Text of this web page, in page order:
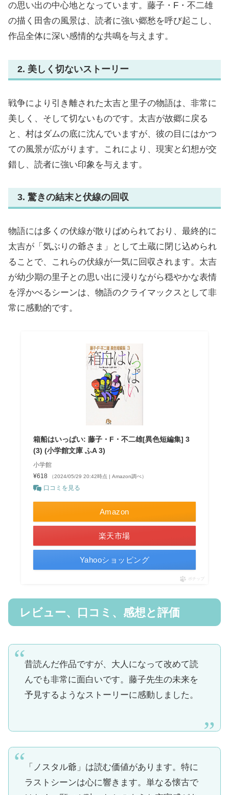
の思い出の中心地となっています。藤子・F・不二雄
の描く田舎の風景は、読者に強い郷愁を呼び起こし、
作品全体に深い感情的な共鳴を与えます。
2. 美しく切ないストーリー
戦争により引き離された太吉と里子の物語は、非常に
美しく、そして切ないものです。太吉が故郷に戻る
と、村はダムの底に沈んでいますが、彼の目にはかつ
ての風景が広がります。これにより、現実と幻想が交
錯し、読者に強い印象を与えます。
3. 驚きの結末と伏線の回収
物語には多くの伏線が散りばめられており、最終的に
太吉が「気ぶりの爺さま」として土蔵に閉じ込められ
ることで、これらの伏線が一気に回収されます。太吉
が幼少期の里子との思い出に浸りながら穏やかな表情
を浮かべるシーンは、物語のクライマックスとして非
常に感動的です。
箱船はいっぱい: 藤子・F・不二雄[異色短編集] 3
(3) (小学館文庫 ふA 3)
小学館
¥618
（2024/05/29 20:42時点 | Amazon調べ）
口コミを見る
Amazon
楽天市場
Yahooショッピング
ポチップ
レビュー、口コミ、感想と評価
昔読んだ作品ですが、大人になって改めて読
んでも非常に面白いです。藤子先生の未来を
予見するようなストーリーに感動しました。
「ノスタル爺」は読む価値があります。特に
ラストシーンは心に響きます。単なる懐古で